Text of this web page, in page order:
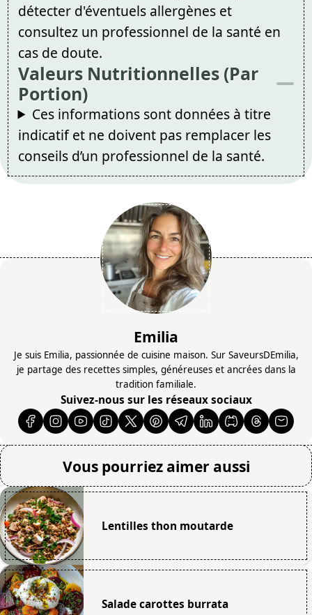
détecter d'éventuels allergènes et
consultez un professionnel de la santé en
cas de doute.
Valeurs Nutritionnelles (Par
Portion)
Ces informations sont données à titre
indicatif et ne doivent pas remplacer les
conseils d’un professionnel de la santé.
Emilia
Je suis Emilia, passionnée de cuisine maison. Sur SaveursDEmilia,
je partage des recettes simples, généreuses et ancrées dans la
tradition familiale.
Suivez-nous sur les réseaux sociaux
Vous pourriez aimer aussi
Lentilles thon moutarde
Salade carottes burrata